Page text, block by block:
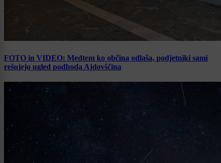
FOTO in VIDEO: Medtem ko občina odlaša, podjetniki sami
rešujejo ugled podhoda Ajdovščina